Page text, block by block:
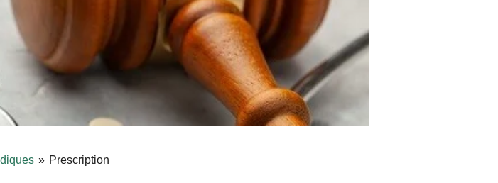
» Prescription